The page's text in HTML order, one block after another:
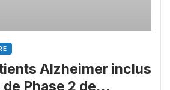
Alzheimer inclus
Phase 2 de